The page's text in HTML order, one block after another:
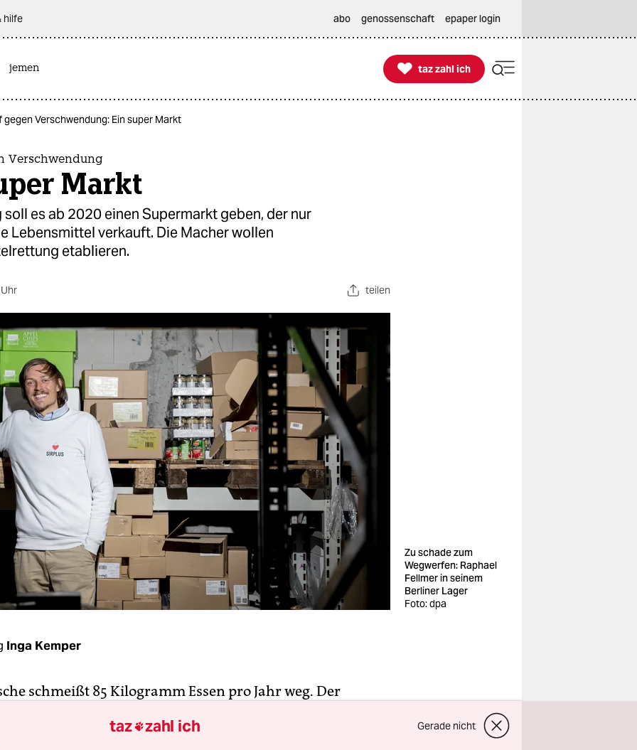
hilfe abo genossenschaft epaper login
jemen 
taz zahl ich
taz zahl ich
gegen Verschwendung: Ein super Markt
Verschwendung
Markt
soll es ab 2020 einen Supermarkt geben, der nur
Lebensmittel verkauft. Die Macher wollen
etablieren.
teilen
Zu schade zum
Wegwerfen: Raphael
Fellmer in seinem
Berliner Lager
Foto: dpa
Inga Kemper
schmeißt 85 Kilogramm Essen pro Jahr weg. Der
– auch wenn er Wochen später noch gut wäre.
taz zahl ich Gerade nicht